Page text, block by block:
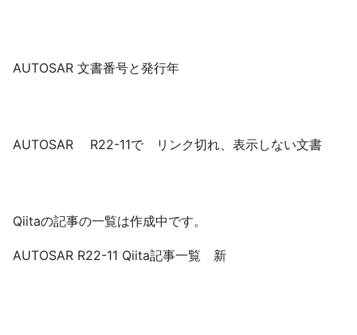
AUTOSAR 文書番号と発行年
AUTOSAR R22-11で リンク切れ、表示しない文書
Qiitaの記事の一覧は作成中です。
AUTOSAR R22-11 Qiita記事一覧 新